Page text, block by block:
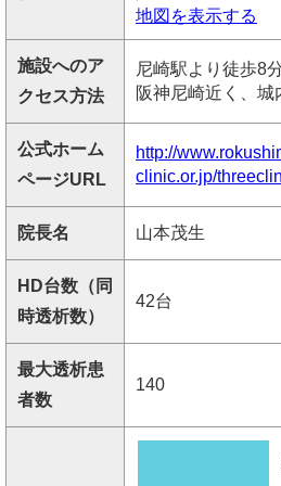
地図を表示する
施設へのア
クセス方法
尼崎駅より徒歩8
阪神尼崎近く、城
公式ホーム
ページURL
http://
clinic.or.jp/
院長名 山本茂生
HD台数（同
時透析数）
42台
最大透析患
者数
140